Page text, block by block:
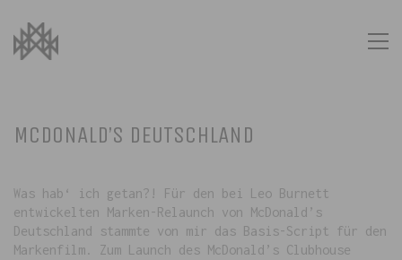
MCDONALD’S DEUTSCHLAND
Was hab‘ ich getan?! Für den bei Leo Burnett
entwickelten Marken-Relaunch von McDonald’s
Deutschland stammte von mir das Basis-Script für den
Markenfilm. Zum Launch des McDonald’s Clubhouse